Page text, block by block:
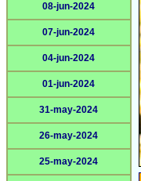
08-jun-2024
07-jun-2024
04-jun-2024
01-jun-2024
31-may-2024
26-may-2024
25-may-2024